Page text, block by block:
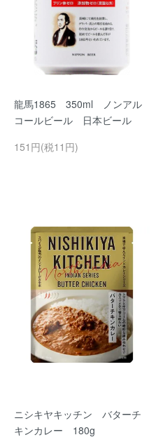
龍馬1865 350ml ノンアル
コールビール 日本ビール
151円(税11円)
ニシキヤキッチン バターチ
キンカレー 180g